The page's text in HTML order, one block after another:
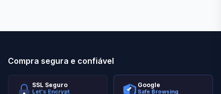
Compra segura e confiável
SSL Seguro
Let's Encrypt
Google
Safe Browsing